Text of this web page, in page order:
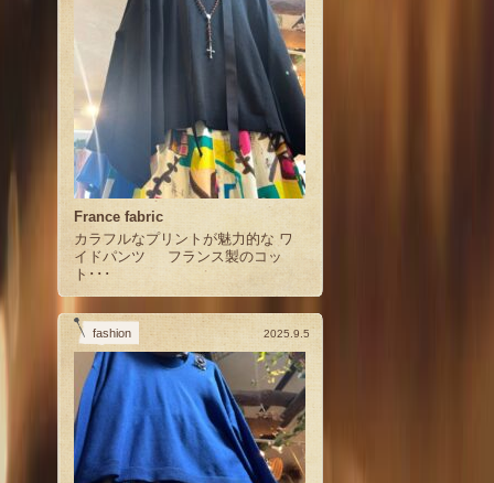
France fabric
カラフルなプリントが魅力的な ワ
イドパンツ フランス製のコッ
ト･･･
fashion 2025.9.5